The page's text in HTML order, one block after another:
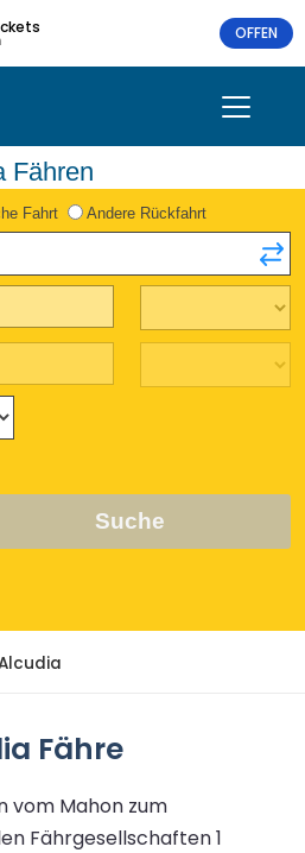
OFFEN
Fähren
Fahrt Andere Rückfahrt
Suche
Fähre
vom Mahon zum
Fährgesellschaften 1